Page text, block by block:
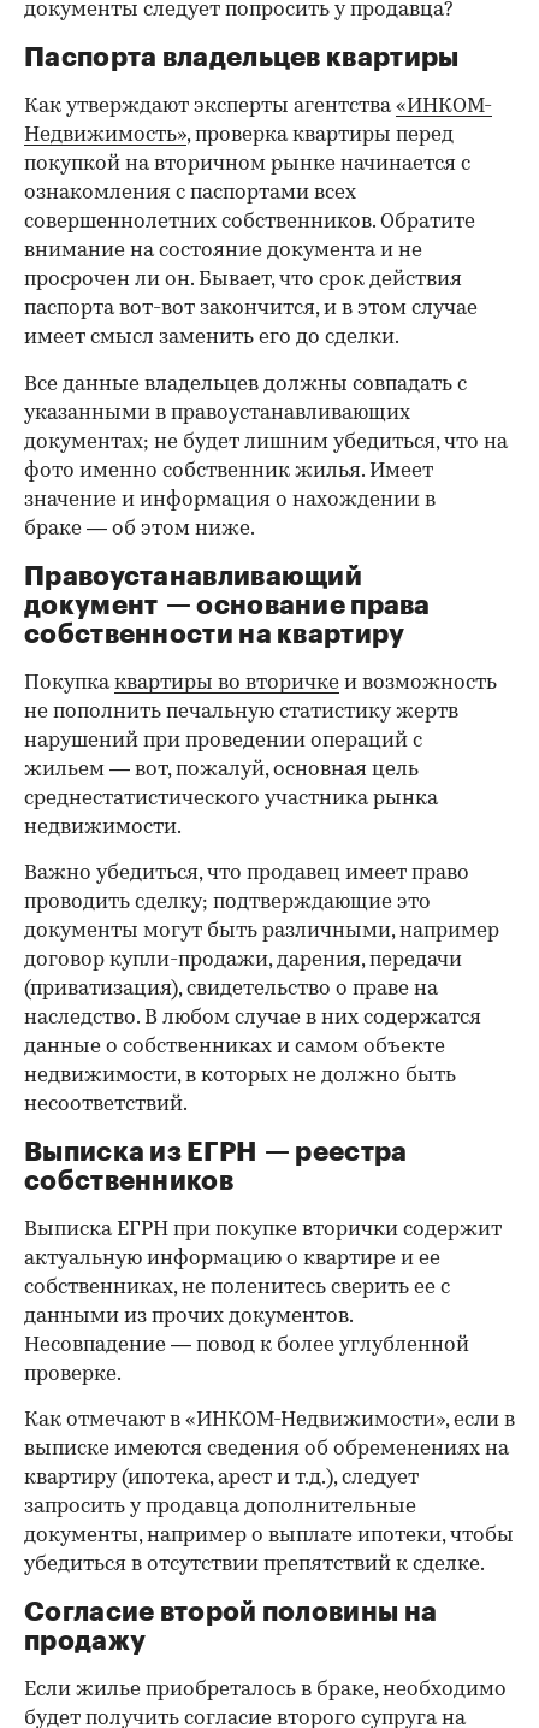
документы следует попросить у продавца?
Паспорта владельцев квартиры
Как утверждают эксперты агентства«ИНКОМ-
Недвижимость», проверка квартиры перед
покупкой на вторичном рынке начинается с
ознакомления с паспортами всех
совершеннолетних собственников. Обратите
внимание на состояние документа и не
просрочен ли он. Бывает, что срок действия
паспорта вот-вот закончится, и в этом случае
имеет смысл заменить его до сделки.
00:00 / 00:00
Все данные владельцев должны совпадать с
указанными в правоустанавливающих
документах; не будет лишним убедиться, что на
фото именно собственник жилья. Имеет
значение и информация о нахождении в
браке — об этом ниже.
Правоустанавливающий
документ — основание права
собственности на квартиру
Покупкаквартиры во вторичке и возможность
не пополнить печальную статистику жертв
нарушений при проведении операций с
жильем — вот, пожалуй, основная цель
среднестатистического участника рынка
недвижимости.
Важно убедиться, что продавец имеет право
проводить сделку; подтверждающие это
документы могут быть различными, например
договор купли-продажи, дарения, передачи
(приватизация), свидетельство о праве на
наследство. В любом случае в них содержатся
данные о собственниках и самом объекте
недвижимости, в которых не должно быть
несоответствий.
Выписка из ЕГРН — реестра
собственников
Выписка ЕГРН при покупке вторички содержит
актуальную информацию о квартире и ее
собственниках, не поленитесь сверить ее с
данными из прочих документов.
Несовпадение — повод к более углубленной
проверке.
Как отмечают в «ИНКОМ-Недвижимости», если в
выписке имеются сведения об обременениях на
квартиру (ипотека, арест и т.д.), следует
запросить у продавца дополнительные
документы, например о выплате ипотеки, чтобы
убедиться в отсутствии препятствий к сделке.
Согласие второй половины на
продажу
Если жилье приобреталось в браке, необходимо
будет получить согласие второго супруга на